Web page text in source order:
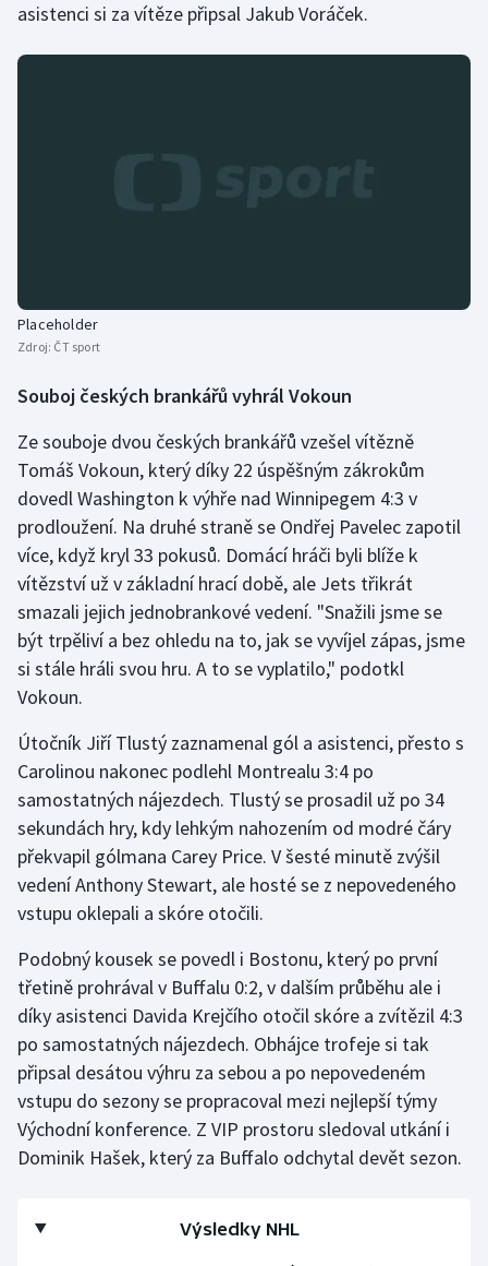
asistenci si za vítěze připsal Jakub Voráček.
Placeholder
Zdroj: ČT sport
Souboj českých brankářů vyhrál Vokoun
Ze souboje dvou českých brankářů vzešel vítězně
Tomáš Vokoun, který díky 22 úspěšným zákrokům
dovedl Washington k výhře nad Winnipegem 4:3 v
prodloužení. Na druhé straně se Ondřej Pavelec zapotil
více, když kryl 33 pokusů. Domácí hráči byli blíže k
vítězství už v základní hrací době, ale Jets třikrát
smazali jejich jednobrankové vedení. "Snažili jsme se
být trpěliví a bez ohledu na to, jak se vyvíjel zápas, jsme
si stále hráli svou hru. A to se vyplatilo," podotkl
Vokoun.
Útočník Jiří Tlustý zaznamenal gól a asistenci, přesto s
Carolinou nakonec podlehl Montrealu 3:4 po
samostatných nájezdech. Tlustý se prosadil už po 34
sekundách hry, kdy lehkým nahozením od modré čáry
překvapil gólmana Carey Price. V šesté minutě zvýšil
vedení Anthony Stewart, ale hosté se z nepovedeného
vstupu oklepali a skóre otočili.
Podobný kousek se povedl i Bostonu, který po první
třetině prohrával v Buffalu 0:2, v dalším průběhu ale i
díky asistenci Davida Krejčího otočil skóre a zvítězil 4:3
po samostatných nájezdech. Obhájce trofeje si tak
připsal desátou výhru za sebou a po nepovedeném
vstupu do sezony se propracoval mezi nejlepší týmy
Východní konference. Z VIP prostoru sledoval utkání i
Dominik Hašek, který za Buffalo odchytal devět sezon.
Výsledky NHL